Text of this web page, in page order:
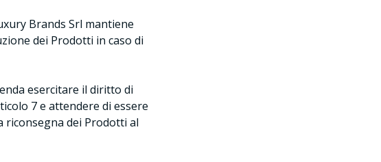
Brands Srl mantiene
dei Prodotti in caso di
esercitare il diritto di
7 e attendere di essere
riconsegna dei Prodotti al